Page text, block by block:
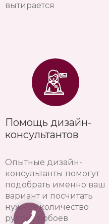
вытирается
Помощь дизайн-
консультантов
Опытные дизайн-
консультанты помогут
подобрать именно ваш
вариант и посчитать
нужное количество
рулонов обоев